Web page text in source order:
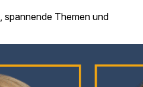
spannende Themen und